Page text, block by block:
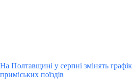
На Полтавщині у серпні змінять
приміських поїздів